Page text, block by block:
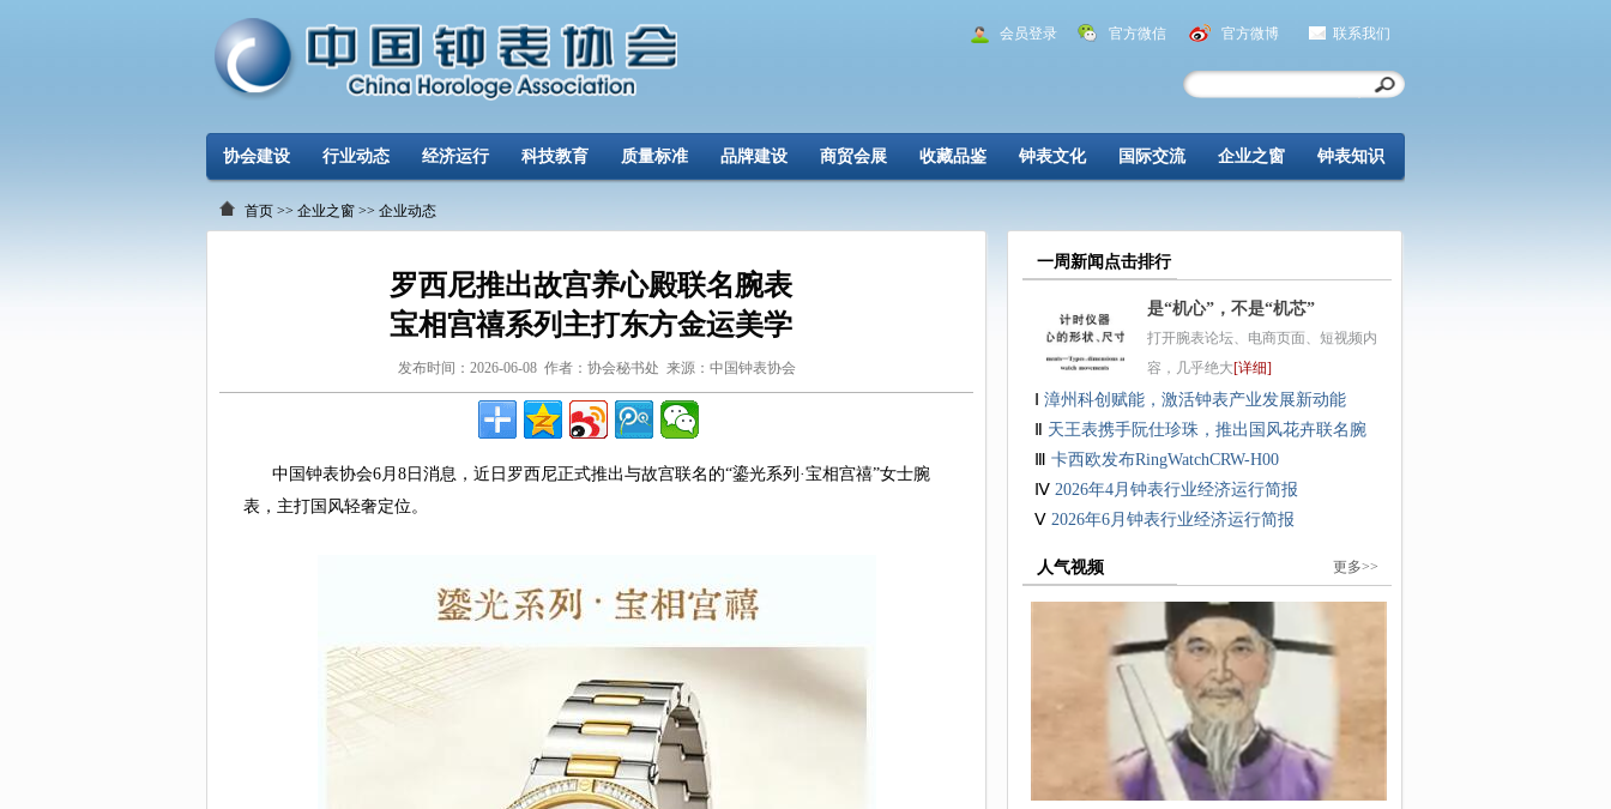
会员登录 官方微信 官方微博 联系我们
协会建设 行业动态 经济运行 科技教育 质量标准 品牌建设 商贸会展 收藏品鉴 钟表文化 国际交流 企业之窗 钟表知识
首页 >> 企业之窗 >> 企业动态
罗西尼推出故宫养心殿联名腕表
宝相宫禧系列主打东方金运美学
发布时间：2026-06-08 作者：协会秘书处 来源：中国钟表协会
中国钟表协会6月8日消息，近日罗西尼正式推出与故宫联名的“鎏光系列·宝相宫禧”女士腕
表，主打国风轻奢定位。
一周新闻点击排行
是“机心”，不是“机芯”
打开腕表论坛、电商页面、短视频内
容，几乎绝大[详细]
漳州科创赋能，激活钟表产业发展新动能
天王表携手阮仕珍珠，推出国风花卉联名腕
表礼
卡西欧发布RingWatchCRW-H00
Ⅳ 2026年4月钟表行业经济运行简报
Ⅴ 2026年6月钟表行业经济运行简报
人气视频 更多>>